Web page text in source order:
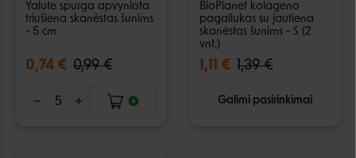
Yalute spurga apvyniota
triušiena skanėstas šunims
- 5 cm
0,74 € 0,99 €
BioPlanet kolageno
pagaliukas su jautiena
skanėstas šunims - S (2
vnt.)
1,11 € 1,39 €
Galimi pasirinkimai